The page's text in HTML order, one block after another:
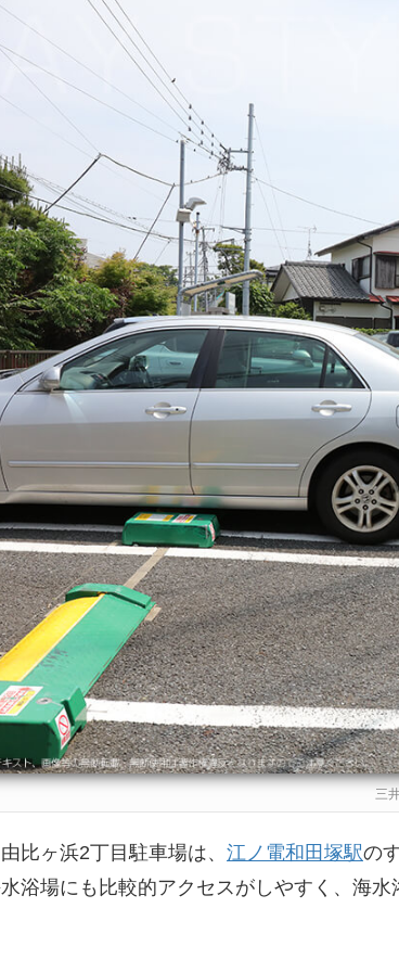
三
比ヶ浜2丁目駐車場は、 江ノ電和田塚駅の
浴場にも比較的アクセスがしやすく、海